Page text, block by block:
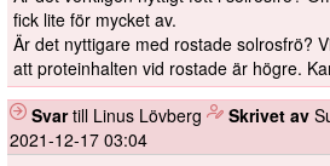
fick lite för mycket av.
Är det nyttigare med rostade solrosfrö?
att proteinhalten vid rostade är högre.
Svartill Linus Lövberg Skrivet av
2021-12-17 03:04